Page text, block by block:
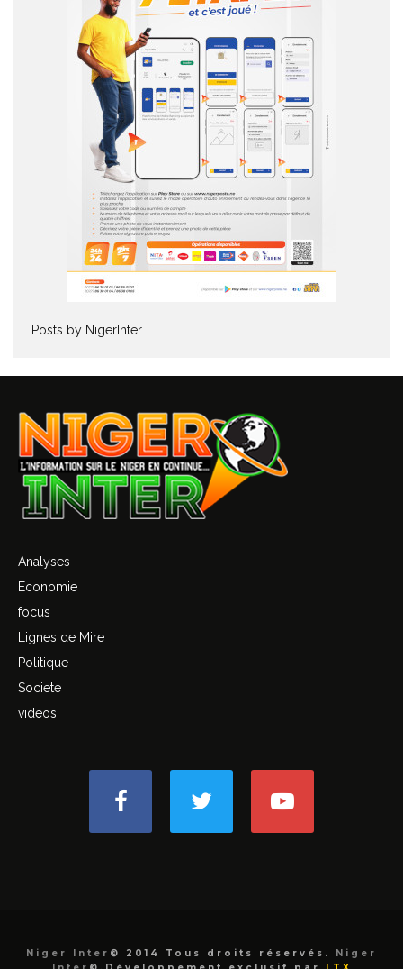
Posts by NigerInter
Analyses
Economie
focus
Lignes de Mire
Politique
Societe
videos
Niger Inter © 2014 Tous droits réservés.
Niger